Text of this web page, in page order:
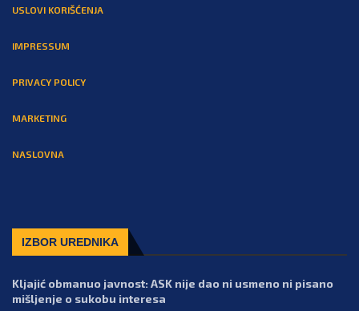
USLOVI KORIŠĆENJA
IMPRESSUM
PRIVACY POLICY
MARKETING
NASLOVNA
IZBOR UREDNIKA
Kljajić obmanuo javnost: ASK nije dao ni usmeno ni pisano
mišljenje o sukobu interesa